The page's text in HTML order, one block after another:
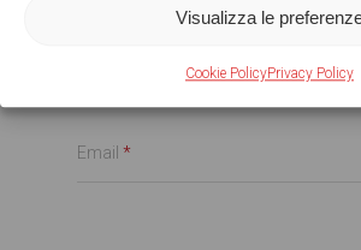
Visualizza le
Cookie PolicyPrivacy Policy
Email *